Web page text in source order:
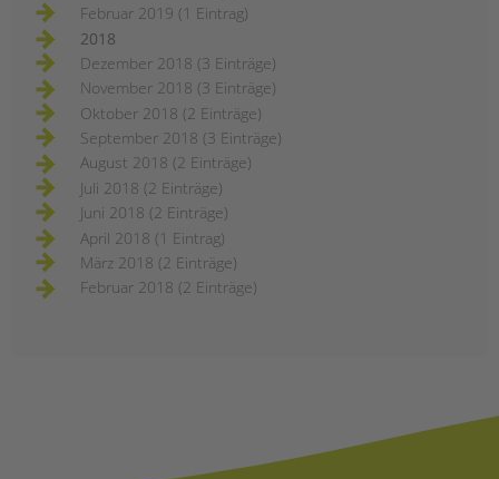
Februar 2019 (1 Eintrag)
2018
Dezember 2018 (3 Einträge)
November 2018 (3 Einträge)
Oktober 2018 (2 Einträge)
September 2018 (3 Einträge)
August 2018 (2 Einträge)
Juli 2018 (2 Einträge)
Juni 2018 (2 Einträge)
April 2018 (1 Eintrag)
März 2018 (2 Einträge)
Februar 2018 (2 Einträge)